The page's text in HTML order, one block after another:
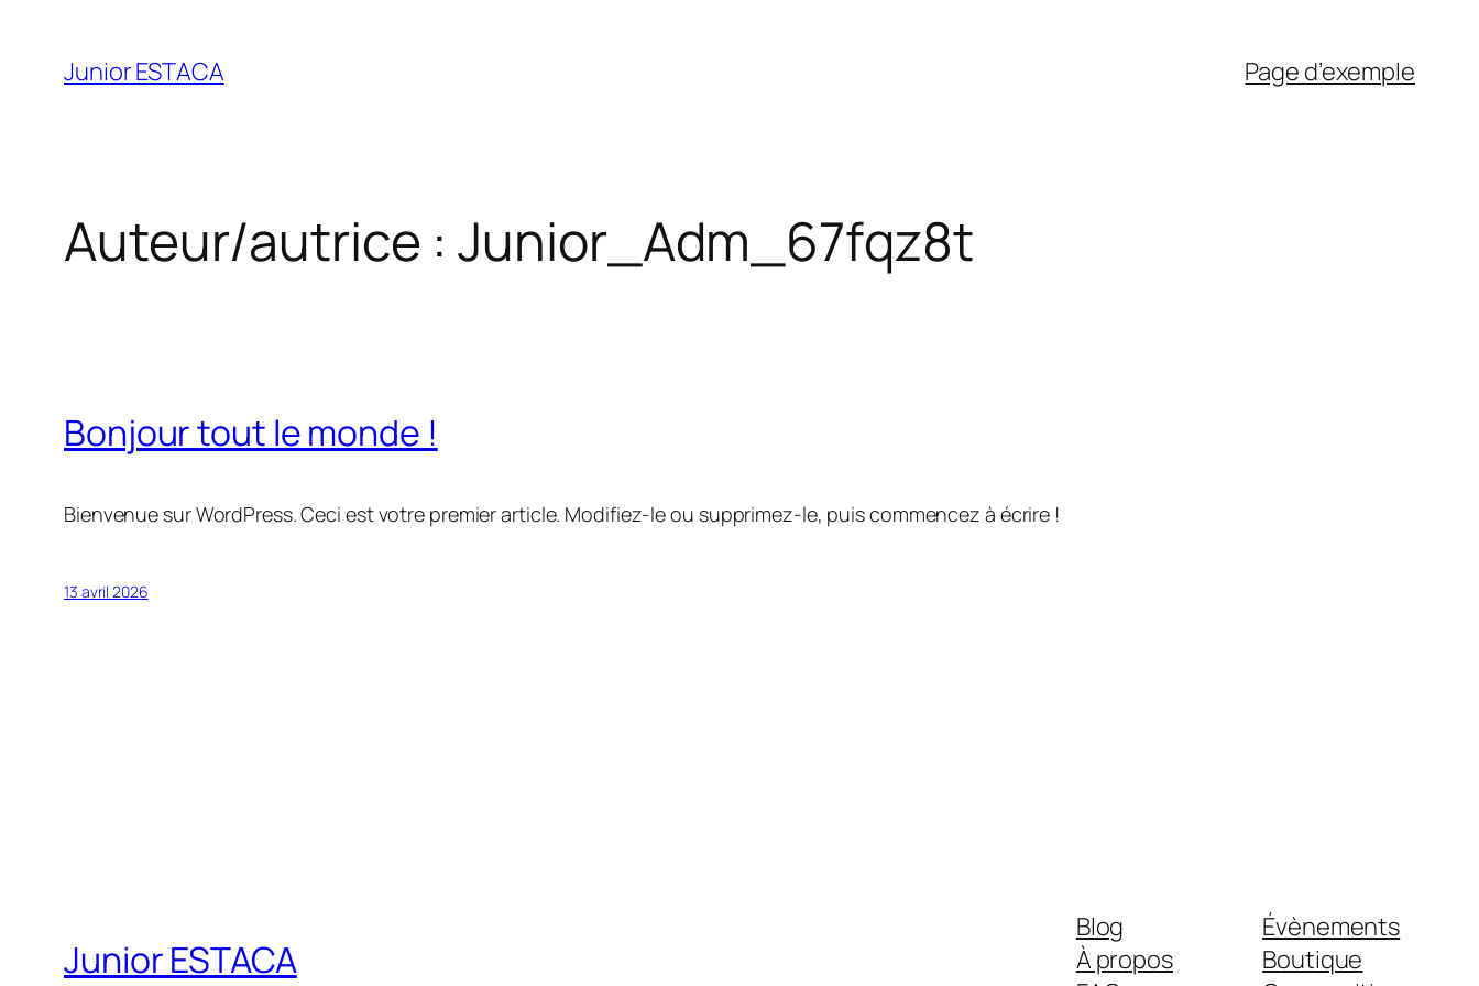
contenu
Junior ESTACA Page d’exemple
Auteur/autrice :Junior_Adm_67fqz8t
Bonjour tout le monde !
Bienvenue sur WordPress. Ceci est votre premier article. Modifiez-le ou supprimez-le, puis commencez à écrire !
13 avril 2026
Junior ESTACA
Blog
À propos
Évènements
Boutique